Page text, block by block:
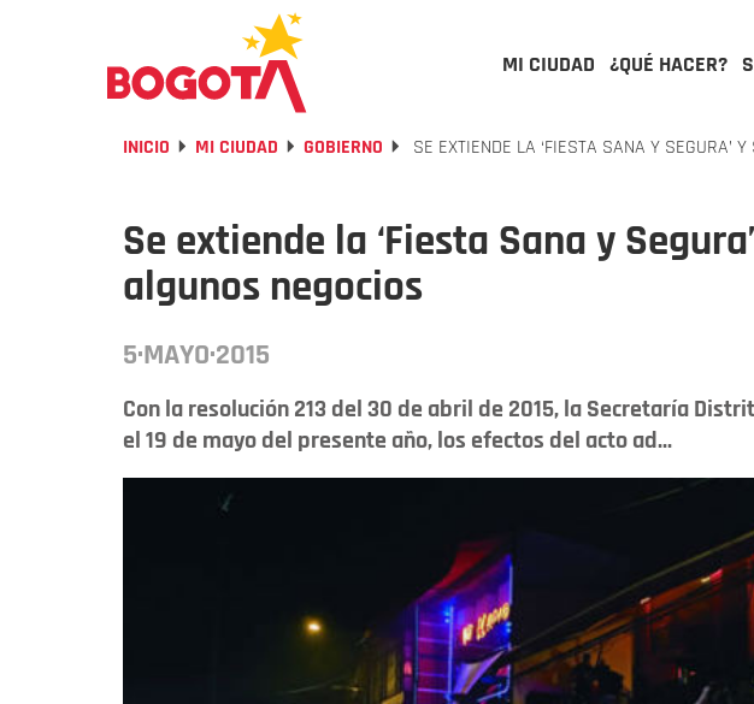
MI CIUDAD ¿QUÉ HACER?
INICIO MI CIUDAD GOBIERNO SE EXTIENDE LA ‘FIESTA SANA Y SEGURA’
Se extiende la ‘Fiesta Sana y
algunos negocios
5·MAYO·2015
Con la resolución 213 del 30 de abril de 2015, la Secretaría
el 19 de mayo del presente año, los efectos del acto ad...